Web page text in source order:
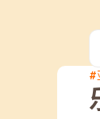
热门
#